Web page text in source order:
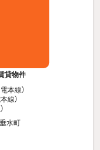
貸物件
本線）
線）
水町